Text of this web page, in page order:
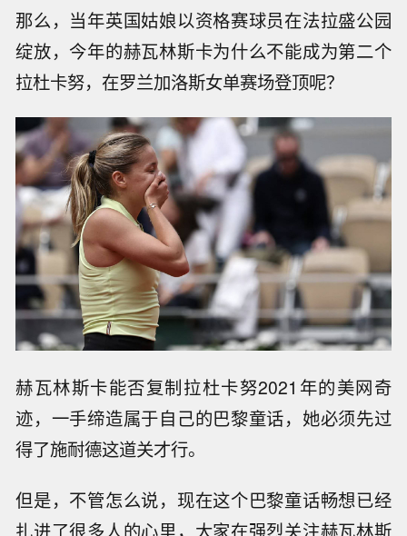
那么，当年英国姑娘以资格赛球员在法拉盛公园
绽放，今年的赫瓦林斯卡为什么不能成为第二个
拉杜卡努，在罗兰加洛斯女单赛场登顶呢？
赫瓦林斯卡能否复制拉杜卡努2021年的美网奇
迹，一手缔造属于自己的巴黎童话，她必须先过
得了施耐德这道关才行。
但是，不管怎么说，现在这个巴黎童话畅想已经